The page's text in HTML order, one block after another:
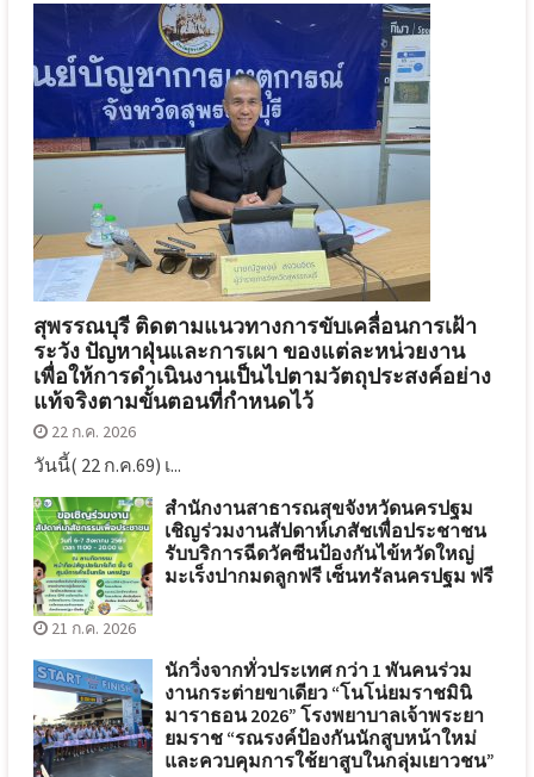
สุพรรณบุรี ติดตามแนวทางการขับเคลื่อนการเฝ้า
ระวัง ปัญหาฝุ่นและการเผา ของแต่ละหน่วยงาน
เพื่อให้การดำเนินงานเป็นไปตามวัตถุประสงค์อย่าง
แท้จริงตามขั้นตอนที่กำหนดไว้
22 ก.ค. 2026
วันนี้( 22 ก.ค.69) เ...
สำนักงานสาธารณสุขจังหวัดนครปฐม
เชิญร่วมงานสัปดาห์เภสัชเพื่อประชาชน
รับบริการฉีดวัคซีนป้องกันไข้หวัดใหญ่
มะเร็งปากมดลูกฟรี เซ็นทรัลนครปฐม ฟรี
21 ก.ค. 2026
นักวิ่งจากทั่วประเทศ กว่า 1 พันคนร่วม
งานกระต่ายขาเดียว “โนโน่ยมราชมินิ
มาราธอน 2026” โรงพยาบาลเจ้าพระยา
ยมราช “รณรงค์ป้องกันนักสูบหน้าใหม่
และควบคุมการใช้ยาสูบในกลุ่มเยาวชน”